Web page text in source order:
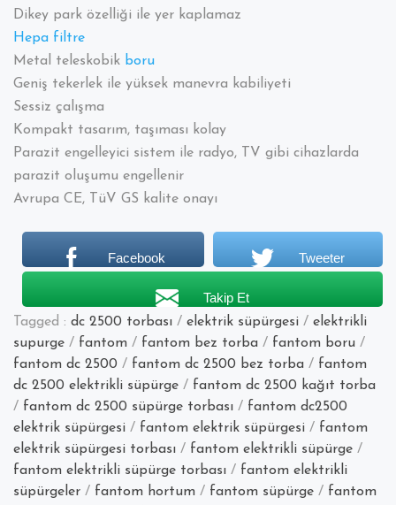
Dikey park özelliği ile yer kaplamaz
Hepa filtre
Metal teleskobik boru
Geniş tekerlek ile yüksek manevra kabiliyeti
Sessiz çalışma
Kompakt tasarım, taşıması kolay
Parazit engelleyici sistem ile radyo, TV gibi cihazlarda
parazit oluşumu engellenir
Avrupa CE, TüV GS kalite onayı
Facebook Tweeter
Takip Et
Tagged : dc 2500 torbası / elektrik süpürgesi / elektrikli
supurge / fantom / fantom bez torba / fantom boru /
fantom dc 2500 / fantom dc 2500 bez torba / fantom
dc 2500 elektrikli süpürge / fantom dc 2500 kağıt torba
/ fantom dc 2500 süpürge torbası / fantom dc2500
elektrik süpürgesi / fantom elektrik süpürgesi / fantom
elektrik süpürgesi torbası / fantom elektrikli süpürge /
fantom elektrikli süpürge torbası / fantom elektrikli
süpürgeler / fantom hortum / fantom süpürge / fantom